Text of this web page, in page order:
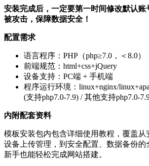
安装完成后，一定要第一时间修改默认账
被攻击，保障数据安全！
配置需求
语言程序：PHP（php≥7.0，＜8.0）
前端规范：html+css+jQuery
设备支持：PC端 + 手机端
程序运行环境：linux+nginx/
(支持php7.0-7.9) / 其他支持php7.0-
内附配套资料
模板安装包内包含详细使用教程，覆盖从
设备上传管理，到安全配置、数据备份的
新手也能轻松完成网站搭建。